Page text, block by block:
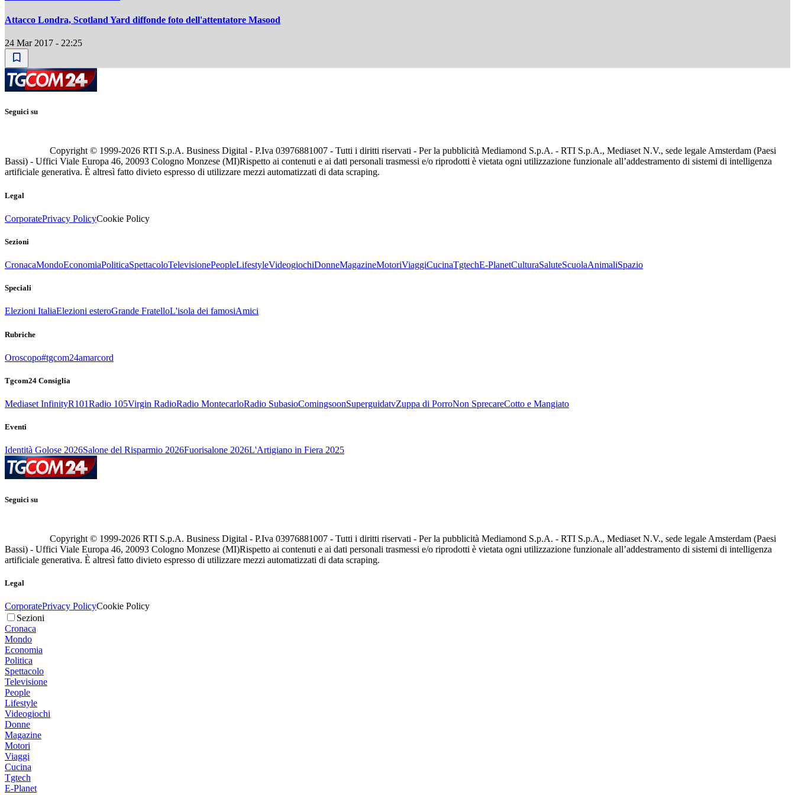
Attacco Londra, Scotland Yard diffonde foto dell'attentatore Masood
24 Mar 2017 - 22:25
Seguici su
Copyright © 1999-2026 RTI S.p.A. Business Digital - P.Iva 03976881007 - Tutti i diritti riservati - Per la pubblicità Mediamond S.p.A. - RTI S.p.A., Mediaset N.V., sede legale Amsterdam (Paesi
Bassi) - Uffici Viale Europa 46, 20093 Cologno Monzese (MI)Rispetto ai contenuti e ai dati personali trasmessi e/o riprodotti è vietata ogni utilizzazione funzionale all’addestramento di sistemi di intelligenza
artificiale generativa. È altresì fatto divieto espresso di utilizzare mezzi automatizzati di data scraping.
Legal
CorporatePrivacy PolicyCookie Policy
Sezioni
CronacaMondoEconomiaPoliticaSpettacoloTelevisionePeopleLifestyleVideogiochiDonneMagazineMotoriViaggiCucinaTgtechE-PlanetCulturaSaluteScuolaAnimaliSpazio
Speciali
Elezioni ItaliaElezioni esteroGrande FratelloL'isola dei famosiAmici
Rubriche
Oroscopo#tgcom24amarcord
Tgcom24 Consiglia
Mediaset InfinityR101Radio 105Virgin RadioRadio MontecarloRadio SubasioComingsoonSuperguidatvZuppa di PorroNon SprecareCotto e Mangiato
Eventi
Identità Golose 2026Salone del Risparmio 2026Fuorisalone 2026L'Artigiano in Fiera 2025
Seguici su
Copyright © 1999-2026 RTI S.p.A. Business Digital - P.Iva 03976881007 - Tutti i diritti riservati - Per la pubblicità Mediamond S.p.A. - RTI S.p.A., Mediaset N.V., sede legale Amsterdam (Paesi
Bassi) - Uffici Viale Europa 46, 20093 Cologno Monzese (MI)Rispetto ai contenuti e ai dati personali trasmessi e/o riprodotti è vietata ogni utilizzazione funzionale all’addestramento di sistemi di intelligenza
artificiale generativa. È altresì fatto divieto espresso di utilizzare mezzi automatizzati di data scraping.
Legal
CorporatePrivacy PolicyCookie Policy
Sezioni
Cronaca
Mondo
Economia
Politica
Spettacolo
Televisione
People
Lifestyle
Videogiochi
Donne
Magazine
Motori
Viaggi
Cucina
Tgtech
E-Planet